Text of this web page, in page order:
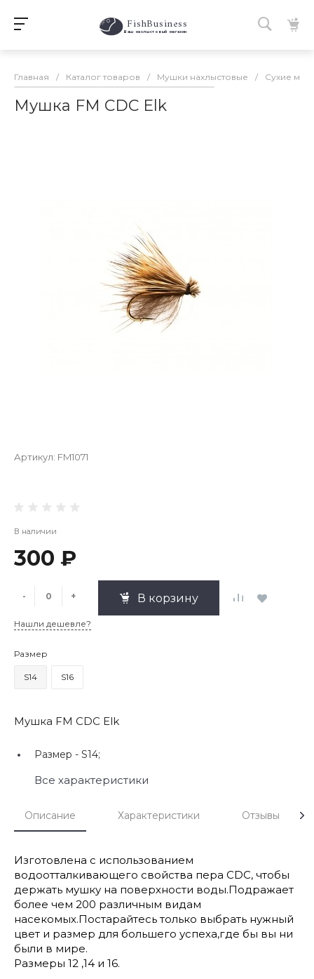
FishBusiness
Ваш нахлыстовый магазин
Главная / Каталог товаров / Мушки нахлыстовые / Сухие
Мушка FM CDC Elk
Артикул: FM1071
В наличии
300 ₽
- + В корзину
Нашли дешевле?
Размер
S14 S16
Мушка FM CDC Elk
Размер - S14;
Все характеристики
Описание Характеристики Отзывы
Изготовлена с использованием
водоотталкивающего свойства пера CDC, чтобы
держать мушку на поверхности воды.Подражает
более чем 200 различным видам
насекомых.Постарайтесь только выбрать нужный
цвет и размер для большего успеха,где бы вы ни
были в мире.
Размеры 12 ,14 и 16.